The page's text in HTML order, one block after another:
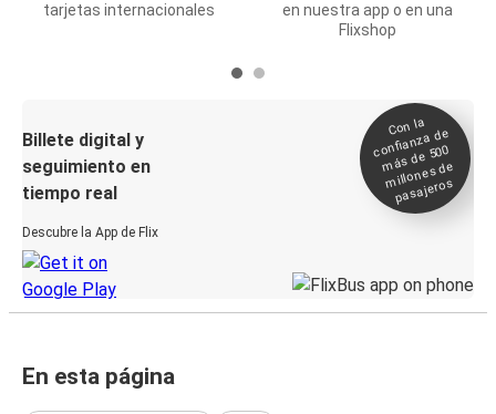
tarjetas internacionales
en nuestra app o en una
Flixshop
Billete digital y
seguimiento en
tiempo real
Descubre la App de Flix
Con la
confianza de
más de 500
millones de
pasajeros
En esta página